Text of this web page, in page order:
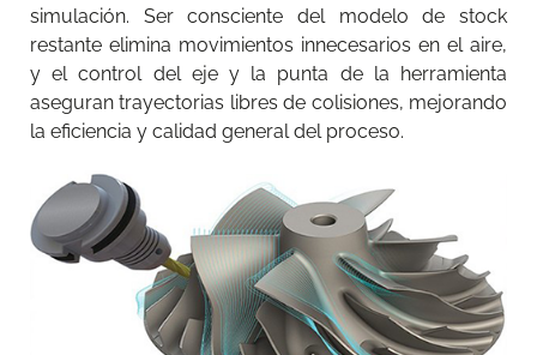
simulación. Ser consciente del modelo de stock
restante elimina movimientos innecesarios en el aire,
y el control del eje y la punta de la herramienta
aseguran trayectorias libres de colisiones, mejorando
la eficiencia y calidad general del proceso.